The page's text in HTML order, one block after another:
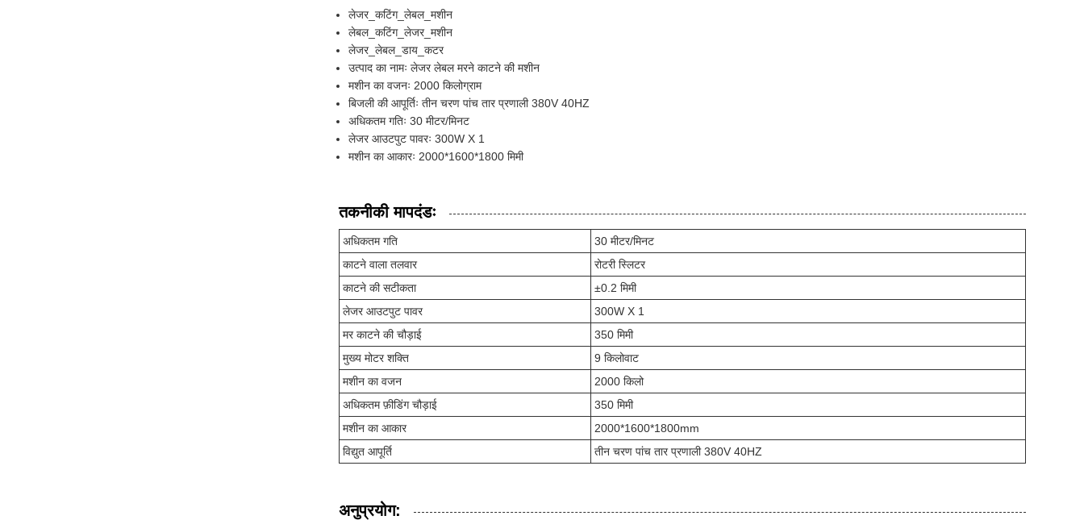
लेजर_कटिंग_लेबल_मशीन
लेबल_कटिंग_लेजर_मशीन
लेजर_लेबल_डाय_कटर
उत्पाद का नामः लेजर लेबल मरने काटने की मशीन
मशीन का वजनः 2000 किलोग्राम
बिजली की आपूर्तिः तीन चरण पांच तार प्रणाली 380V 40HZ
अधिकतम गतिः 30 मीटर/मिनट
लेजर आउटपुट पावरः 300W X 1
मशीन का आकारः 2000*1600*1800 मिमी
तकनीकी मापदंडः
अधिकतम गति
30 मीटर/मिनट
काटने वाला तलवार
रोटरी स्लिटर
काटने की सटीकता
±0.2 मिमी
लेजर आउटपुट पावर
300W X 1
मर काटने की चौड़ाई
350 मिमी
मुख्य मोटर शक्ति
9 किलोवाट
मशीन का वजन
2000 किलो
अधिकतम फ़ीडिंग चौड़ाई
350 मिमी
मशीन का आकार
2000*1600*1800mm
विद्युत आपूर्ति
तीन चरण पांच तार प्रणाली 380V 40HZ
अनुप्रयोग: